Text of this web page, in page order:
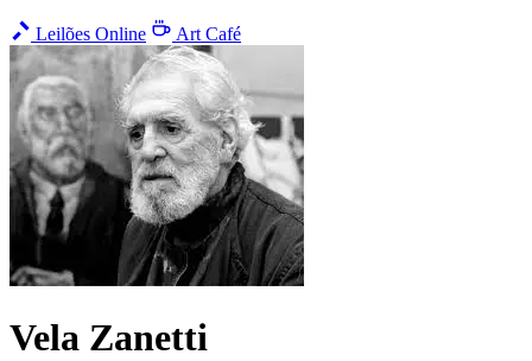
Leilões Online Art Café
Vela Zanetti